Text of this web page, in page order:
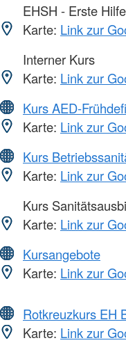
EHSH - Erste
Karte: Link zur
Interner Kurs
Karte: Link zur
Kurs AED-
Karte: Link zur
Kurs
Karte: Link zur
Kurs
Karte: Link zur
Kursangebote
Karte: Link zur
Rotkreuzkurs EH
Karte: Link zur